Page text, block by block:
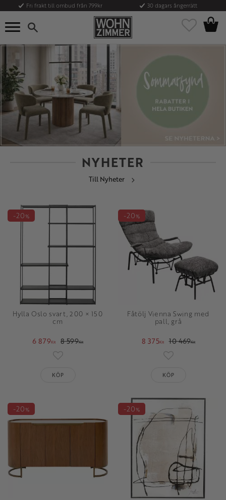
Meny
Fri frakt till ombud från 799kr 30 dagars ångerrätt
Favoriter
NYHETER
Till Nyheter
Hylla Oslo svart, 200 × 150
cm
6 879KR 8 599KR
20%
Lägg till i favoriter
KÖP
Fåtölj Vienna Swing med
pall, grå
8 375KR 10 469KR
20%
Lägg till i
KÖP
20% 20%